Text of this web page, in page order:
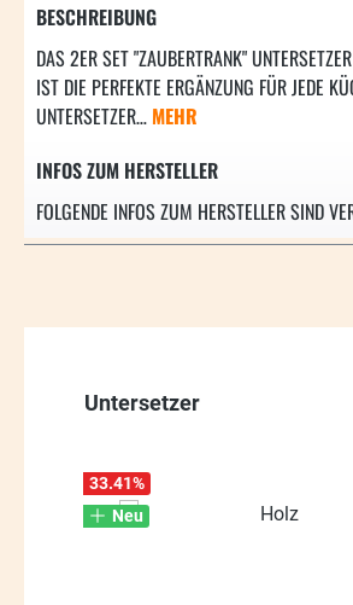
BESCHREIBUNG
DAS 2ER SET "ZAUBERTRANK"
IST DIE PERFEKTE ERGÄNZUNG FÜR JEDE
UNTERSETZER… MEHR
INFOS ZUM HERSTELLER
FOLGENDE INFOS ZUM HERSTELLER SIND
Produktgalerie überspringen
Untersetzer
33.41%
Neu